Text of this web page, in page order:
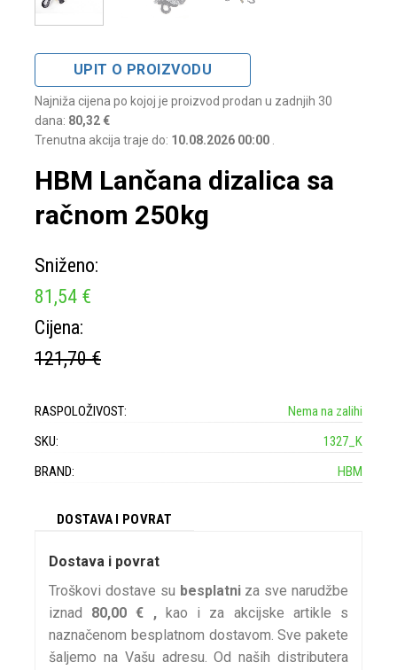
UPIT O PROIZVODU
Najniža cijena po kojoj je proizvod prodan u zadnjih 30
dana: 80,32 €
Trenutna akcija traje do: 10.08.2026 00:00
HBM Lančana dizalica sa
račnom 250kg
Sniženo:
81,54 €
Cijena:
121,70 €
RASPOLOŽIVOST:
Nema na zalihi
SKU:
1327_K
BRAND:
HBM
DOSTAVA I POVRAT
Dostava i povrat
Troškovi dostave su besplatniza sve narudžbe
iznad 80,00 € ,kao i za akcijske artikle s
naznačenom besplatnom dostavom. Sve pakete
šaljemo na Vašu adresu. Od naših distributera